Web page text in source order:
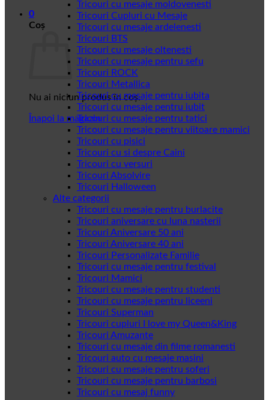
0
Coș
Nu ai niciun produs în coș.
Înapoi la magazin
Tricouri cu mesaje moldovenesti
Tricouri Cupluri cu Mesaje
Tricouri cu mesaje ardelenesti
Tricouri BTS
Tricouri cu mesaje oltenesti
Tricouri cu mesaje pentru sefu
Tricouri ROCK
Tricouri Metallica
Tricouri cu mesaje pentru iubita
Tricouri cu mesaje pentru iubit
Tricouri cu mesaje pentru tatici
Tricouri cu mesaje pentru viitoare mamici
Tricouri cu pisici
Tricouri cu si despre Caini
Tricouri cu versuri
Tricouri Absolvire
Tricouri Halloween
Alte categorii
Tricouri cu mesaje pentru burlacite
Tricouri aniversare cu luna nasterii
Tricouri Aniversare 50 ani
Tricouri Aniversare 40 ani
Tricouri Personalizate Familie
Tricouri cu mesaje pentru festival
Tricouri Mamici
Tricouri cu mesaje pentru studenti
Tricouri cu mesaje pentru liceeni
Tricouri Superman
Tricouri cupluri I love my Queen&King
Tricouri Amuzante
Tricouri cu mesaje din filme romanesti
Tricouri auto cu mesaje masini
Tricouri cu mesaje pentru soferi
Tricouri cu mesaje pentru barbosi
Tricouri cu mesaj funny